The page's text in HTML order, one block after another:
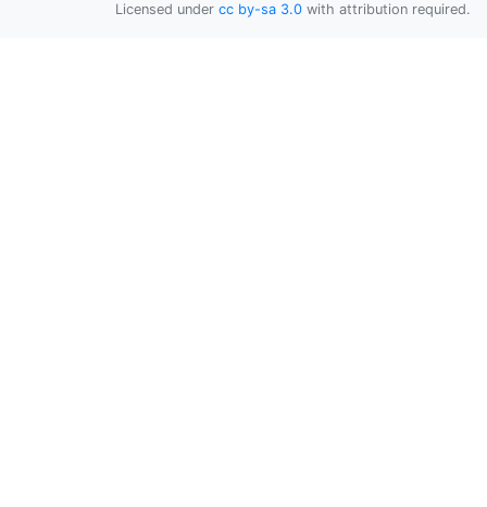
Licensed under cc by-sa 3.0 with attribution required.